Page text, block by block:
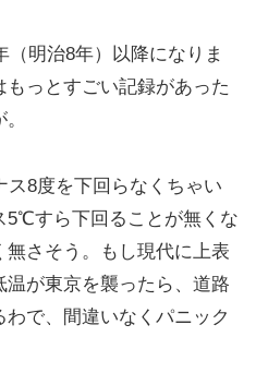
（明治8年）以降になりま
っとすごい記録があった
ス8度を下回らなくちゃい
5℃すら下回ることが無くな
さそう。もし現代に上表
が東京を襲ったら、道路
で、間違いなくパニック